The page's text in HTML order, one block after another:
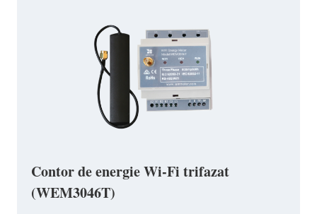
Contor de energie Wi-Fi trifazat
(WEM3046T)